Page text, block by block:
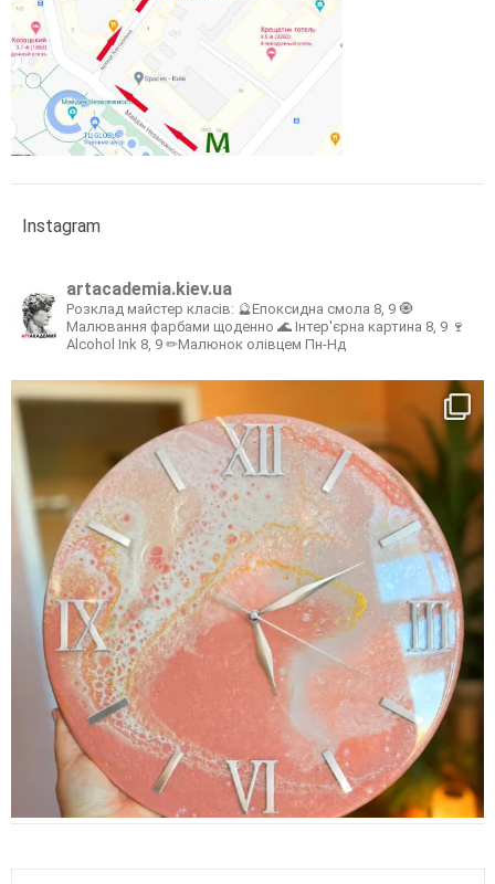
Instagram
artacademia.kiev.ua
Розклад майстер класів: 🔮Епоксидна смола 8, 9 🧿
Малювання фарбами щоденно 🌊 Інтер'єрна картина 8, 9 🍷
Alcohol Ink 8, 9 ✏Малюнок олівцем Пн-Нд